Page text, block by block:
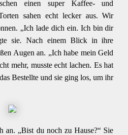
einen super Kaffee- und
sahen echt lecker aus. Wir
„Ich lade dich ein. Ich bin dir
sie. Nach einem Blick in ihre
Augen an. „Ich habe mein Geld
mehr, musste echt lachen. Es hat
Bestellte und sie ging los, um ihr
an. „Bist du noch zu Hause?“ Sie